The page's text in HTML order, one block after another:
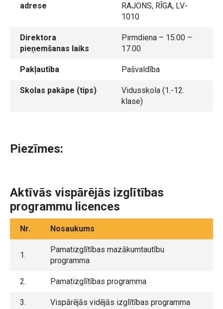
adrese
RAJONS, RĪGA, LV-
1010
Direktora
pieņemšanas laiks
Pirmdiena – 15.00 –
17.00
Pakļautība Pašvaldība
Skolas pakāpe (tips)
Vidusskola (1.-12.
klase)
Piezīmes:
Aktīvās vispārējās izglītības
programmu licences
Nr. Nosaukums
1.
Pamatizglītības mazākumtautību
programma
2. Pamatizglītības programma
3. Vispārējās vidējās izglītības programma